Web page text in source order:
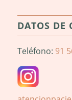
DATOS DE
Teléfono: 91